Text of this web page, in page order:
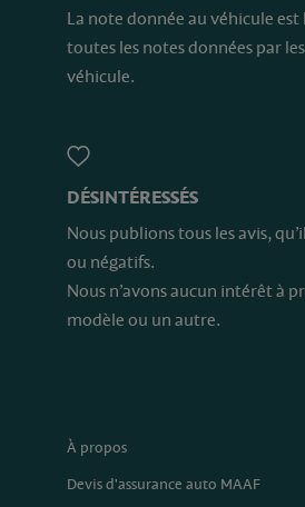
La note donnée au véhicule
toutes les notes données par
véhicule.
DÉSINTÉRESSÉS
Nous publions tous les avis,
ou négatifs.
Nous n’avons aucun intérêt à
modèle ou un autre.
À propos
Devis d'assurance auto MAAF